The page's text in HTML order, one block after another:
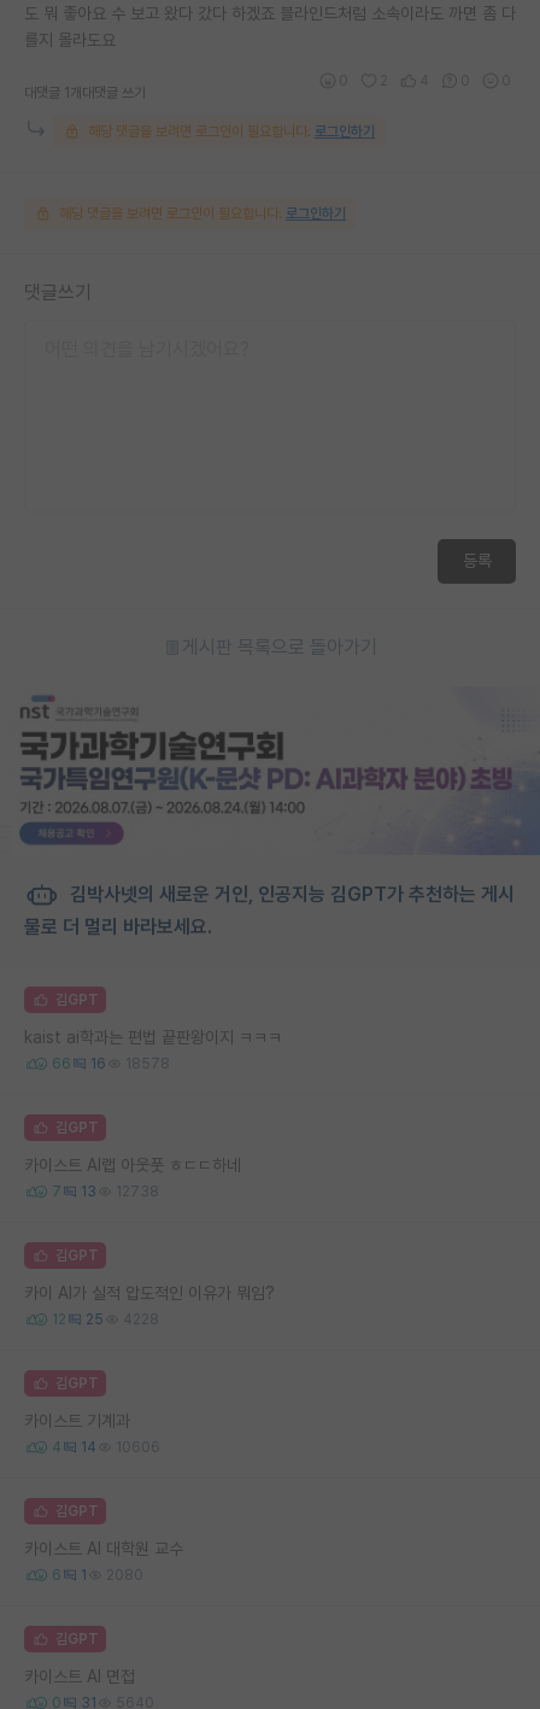
도 뭐 좋아요 수 보고 왔다 갔다 하겠죠 블라인드처럼 소속이라도 까면 좀 다
를지 몰라도요
대댓글 1개 대댓글 쓰기
해당 댓글을 보려면 로그인이 필요합니다. 로그인하기
해당 댓글을 보려면 로그인이 필요합니다. 로그인하기
댓글쓰기
등록
게시판 목록으로 돌아가기
김박사넷의 새로운 거인, 인공지능 김GPT가 추천하는 게시
물로 더 멀리 바라보세요.
김GPT
kaist ai학과는 편법 끝판왕이지 ㅋㅋㅋ
66 16 18578
김GPT
카이스트 AI랩 아웃풋 ㅎㄷㄷ하네
7 13 12738
김GPT
카이 AI가 실적 압도적인 이유가 뭐임?
12 25 4228
김GPT
카이스트 기계과
4 14 10606
김GPT
카이스트 AI 대학원 교수
6 1 2080
김GPT
카이스트 AI 면접
0 31 5640